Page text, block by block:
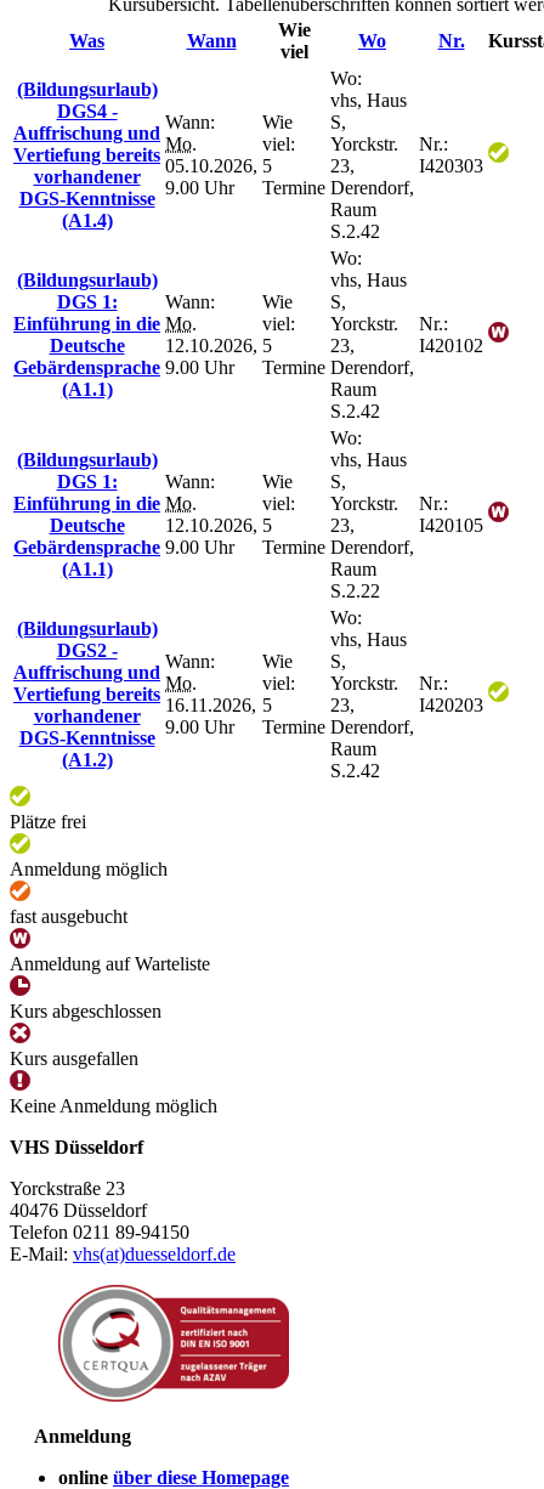
Was
Wann
Wie
viel
Wo Nr.
(Bildungsurlaub)
DGS4 -
Auffrischung und
Vertiefung bereits
vorhandener
DGS-Kenntnisse
(A1.4)
Wann:
Mo.
05.10.2026,
9.00 Uhr
Wie
viel:
5
Termine
Wo:
vhs, Haus
S,
Yorckstr.
23,
Derendorf,
Raum
S.2.42
Nr.:
I420303
(Bildungsurlaub)
DGS 1:
Einführung in die
Deutsche
Gebärdensprache
(A1.1)
Wann:
Mo.
12.10.2026,
9.00 Uhr
Wie
viel:
5
Termine
Wo:
vhs, Haus
S,
Yorckstr.
23,
Derendorf,
Raum
S.2.42
Nr.:
I420102
(Bildungsurlaub)
DGS 1:
Einführung in die
Deutsche
Gebärdensprache
(A1.1)
Wann:
Mo.
12.10.2026,
9.00 Uhr
Wie
viel:
5
Termine
Wo:
vhs, Haus
S,
Yorckstr.
23,
Derendorf,
Raum
S.2.22
Nr.:
I420105
(Bildungsurlaub)
DGS2 -
Auffrischung und
Vertiefung bereits
vorhandener
DGS-Kenntnisse
(A1.2)
Wann:
Mo.
16.11.2026,
9.00 Uhr
Wie
viel:
5
Termine
Wo:
vhs, Haus
S,
Yorckstr.
23,
Derendorf,
Raum
S.2.42
Nr.:
I420203
Plätze frei
Anmeldung möglich
fast ausgebucht
Anmeldung auf Warteliste
Kurs abgeschlossen
Kurs ausgefallen
Keine Anmeldung möglich
VHS Düsseldorf
Yorckstraße 23
40476 Düsseldorf
Telefon 0211 89-94150
E-Mail: vhs(at)duesseldorf.de
Anmeldung
online über diese Homepage